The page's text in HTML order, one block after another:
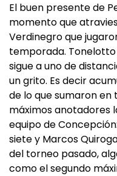
El buen presente de
momento que
Verdinegro que
temporada. Tonelotto
sigue a uno de
un grito. Es decir
de lo que sumaron
máximos anotadores
equipo de
siete y Marcos
del torneo pasado,
como el segundo